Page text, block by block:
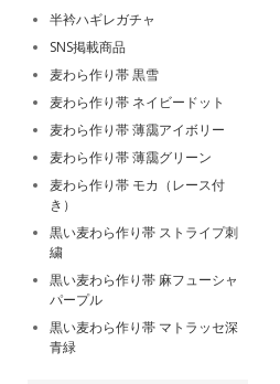
半衿ハギレガチャ
SNS掲載商品
麦わら作り帯 黒雪
麦わら作り帯 ネイビードット
麦わら作り帯 薄靄アイボリー
麦わら作り帯 薄靄グリーン
麦わら作り帯 モカ（レース付
き）
黒い麦わら作り帯 ストライプ刺
繍
黒い麦わら作り帯 麻フューシャ
パープル
黒い麦わら作り帯 マトラッセ深
青緑